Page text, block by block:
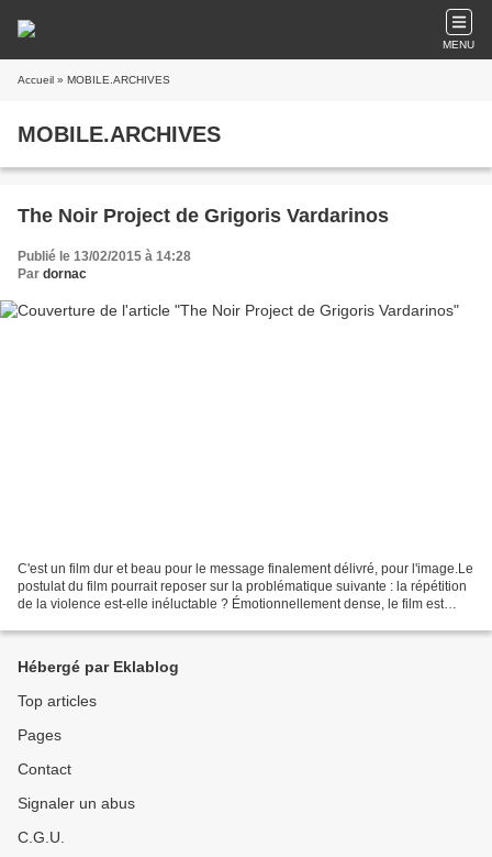
MENU
Accueil » MOBILE.ARCHIVES
MOBILE.ARCHIVES
The Noir Project de Grigoris Vardarinos
Publié le 13/02/2015 à 14:28
Par dornac
C'est un film dur et beau pour le message finalement délivré, pour l'image.Le
postulat du film pourrait reposer sur la problématique suivante : la répétition
de la violence est-elle inéluctable ? Émotionnellement dense, le film est
Hébergé par Eklablog
Top articles
Pages
Contact
Signaler un abus
C.G.U.